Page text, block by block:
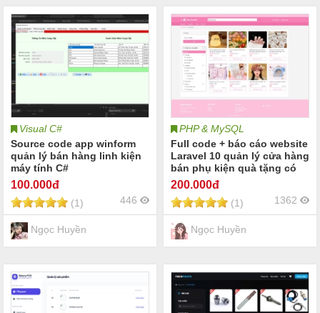
Visual C#
Source code app winform
quản lý bán hàng linh kiện
máy tính C#
100.000đ
(1) 446
Ngọc Huyền
PHP & MySQL
Full code + báo cáo website
Laravel 10 quản lý cửa hàng
bán phụ kiện quà tặng có
hướng dẫn cài đặt
200.000đ
(1) 1362
Ngọc Huyền